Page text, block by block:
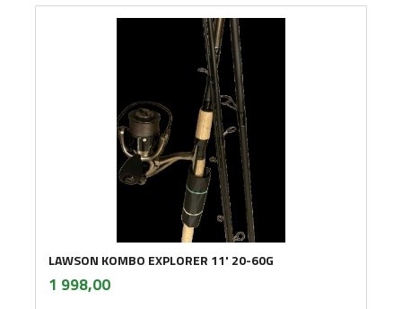
LAWSON KOMBO EXPLORER 11' 20-60G
Pris
1 998,00mva.